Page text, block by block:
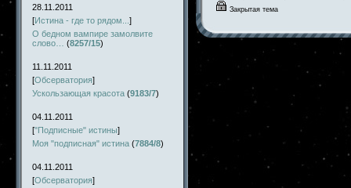
28.11.2011
[Истина - где то рядом... ]
О бедном вампире замолвите
слово…
(8257/15)
11.11.2011
[Обсерватория]
Ускользающая красота (9183/7)
04.11.2011
["Подписные" истины]
Моя "подписная" истина (7884/8)
04.11.2011
[Обсерватория]
Закрытая тема